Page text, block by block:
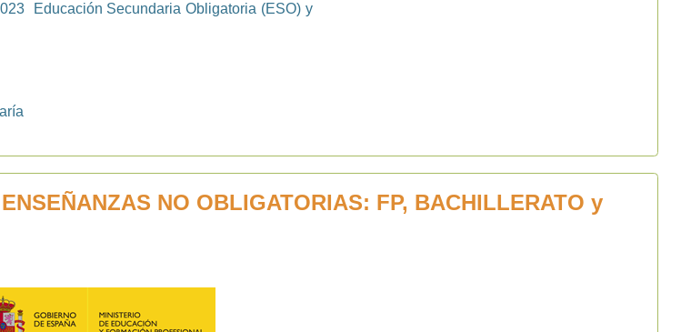
Educación Secundaria Obligatoria (ESO) y
NO OBLIGATORIAS: FP, BACHILLERATO y